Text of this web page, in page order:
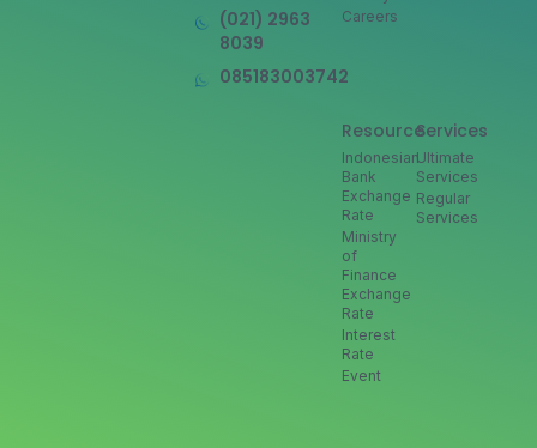
(021) 2963
8039
085183003742
Careers
Services
Ultimate
Services
Regular
Services
Resource
Indonesian
Bank
Exchange
Rate
Ministry
of
Finance
Exchange
Rate
Interest
Rate
Event